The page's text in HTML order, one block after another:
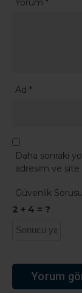
Yorum *
Ad *
Daha sonraki
adresim ve site
Güvenlik Sorusu
2 + 4 = ?